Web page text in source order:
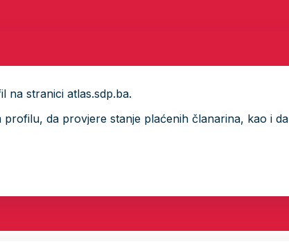
na stranici atlas.sdp.ba.
da provjere stanje plaćenih članarina, kao i da